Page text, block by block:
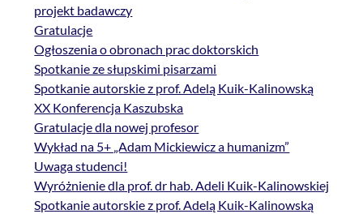
projekt badawczy
Gratulacje
Ogłoszenia o obronach prac doktorskich
Spotkanie ze słupskimi pisarzami
Spotkanie autorskie z prof. Adelą Kuik-Kalinowską
XX Konferencja Kaszubska
Gratulacje dla nowej profesor
Wykład na 5+ „Adam Mickiewicz a humanizm”
Uwaga studenci!
Wyróżnienie dla prof. dr hab. Adeli Kuik-Kalinowskiej
Spotkanie autorskie z prof. Adelą Kuik-Kalinowską